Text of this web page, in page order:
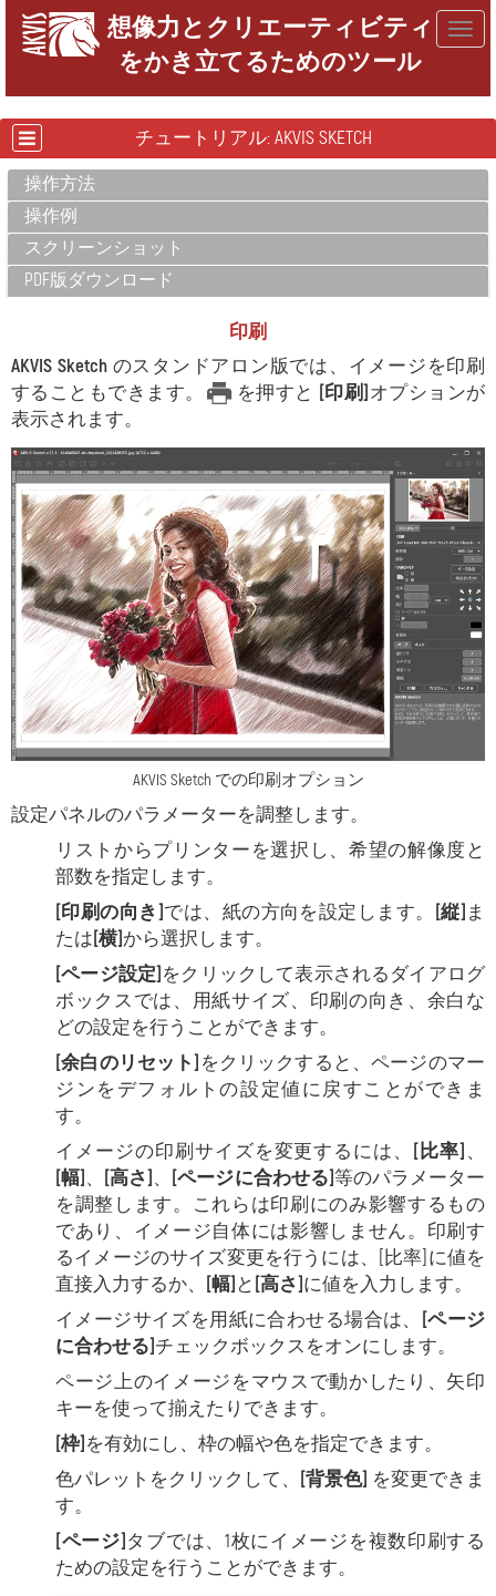
想像力とクリエーティビティ
をかき立てるためのツール
チュートリアル: AKVIS SKETCH
操作方法
操作例
スクリーンショット
PDF版ダウンロード
印刷
AKVIS Sketchのスタンドアロン版では、イメージを印刷
することもできます。
を押すと [印刷]オプションが
表示されます。
AKVIS Sketch での印刷オプション
設定パネルのパラメーターを調整します。
リストからプリンターを選択し、希望の解像度と
部数を指定します。
[印刷の向き]では、紙の方向を設定します。 [縦]ま
たは[横]から選択します。
[ページ設定]をクリックして表示されるダイアログ
ボックスでは、用紙サイズ、印刷の向き、余白な
どの設定を行うことができます。
[余白のリセット]をクリックすると、ページのマー
ジンをデフォルトの設定値に戻すことができま
す。
イメージの印刷サイズを変更するには、 [比率]、
[幅]、 [高さ]、 [ページに合わせる]等のパラメーター
を調整します。これらは印刷にのみ影響するもの
であり、イメージ自体には影響しません。印刷す
るイメージのサイズ変更を行うには、[比率]に値を
直接入力するか、 [幅]と[高さ]に値を入力します。
イメージサイズを用紙に合わせる場合は、 [ページ
に合わせる]チェックボックスをオンにします。
ページ上のイメージをマウスで動かしたり、矢印
キーを使って揃えたりできます。
[枠]を有効にし、枠の幅や色を指定できます。
色パレットをクリックして、 [背景色] を変更できま
す。
[ページ]タブでは、1枚にイメージを複数印刷する
ための設定を行うことができます。